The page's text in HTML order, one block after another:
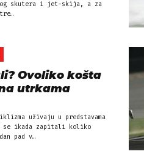
skutera i jet-skija, a za
Ovoliko košta
utrkama
uživaju u predstavama
ikada zapitali koliko
pad v…